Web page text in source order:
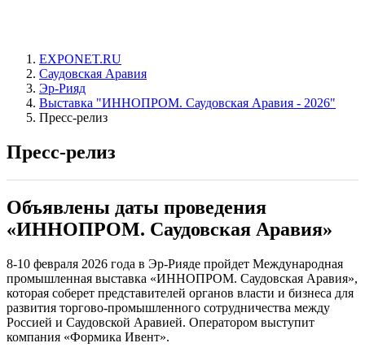
EXPONET.RU
Саудовская Аравия
Эр-Рияд
Выставка "ИННОПРОМ. Саудовская Аравия - 2026"
Пресс-релиз
Пресс-релиз
Объявлены даты проведения
«ИННОПРОМ. Саудовская Аравия»
8-10 февраля 2026 года в Эр-Рияде пройдет Международная
промышленная выставка «ИННОПРОМ. Саудовская Аравия»,
которая соберет представителей органов власти и бизнеса для
развития торгово-промышленного сотрудничества между
Россией и Саудовской Аравией. Оператором выступит
компания «Формика Ивент».